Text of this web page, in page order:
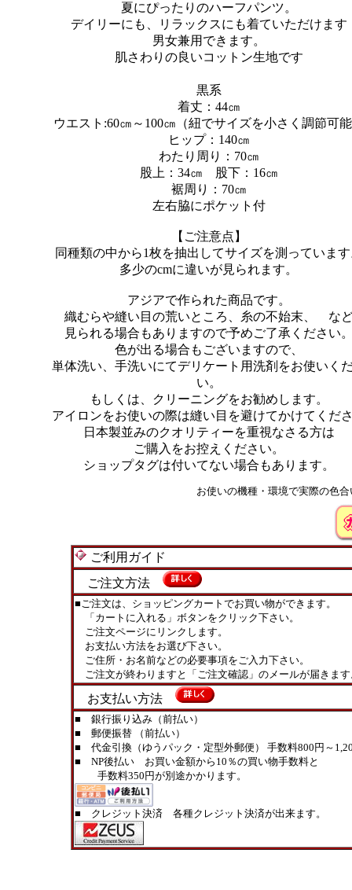
夏にぴったりのハーフパンツ。
デイリーにも、リラックスにも着ていただけます
男女兼用できます。
肌さわりの良いコットン生地です
黒系
着丈：44㎝
ウエスト:60㎝～100㎝（紐でサイズを小さく調節可
ヒップ：140㎝
わたり周り：70㎝
股上：34㎝ 股下：16㎝
裾周り：70㎝
左右脇にポケット付
【ご注意点】
同種類の中から1枚を抽出してサイズを測っていま
多少のcmに違いが見られます。
アジアで作られた商品です。
織むらや縫い目の荒いところ、糸の不始末、 な
見られる場合もありますので予めご了承ください
色が出る場合もございますので、
単体洗い、手洗いにてデリケート用洗剤をお使いく
い。
もしくは、クリーニングをお勧めします。
アイロンをお使いの際は縫い目を避けてかけてくだ
日本製並みのクオリティーを重視なさる方は
ご購入をお控えください。
ショップタグは付いてない場合もあります。
お使いの機種・環境で実際の色
ご利用ガイド
ご注文方法
■ご注文は、ショッピングカートでお買い物ができます。
「カートに入れる」ボタンをクリック下さい。
ご注文ページにリンクします。
お支払い方法をお選び下さい。
ご住所・お名前などの必要事項をご入力下さい。
ご注文が終わりますと「ご注文確認」のメールが届きま
お支払い方法
■ 銀行振り込み（前払い）
■ 郵便振替 （前払い）
■ 代金引換（ゆうパック・定型外郵便） 手数料800円～
■ NP後払い お買い金額から10％の買い物手数料と
手数料350円が別途かかります。
■ クレジット決済 各種クレジット決済が出来ます。